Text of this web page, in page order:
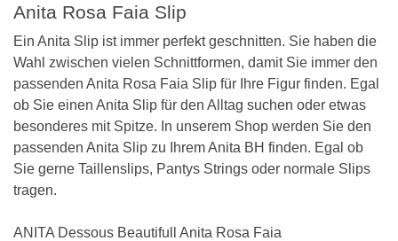
Anita Rosa Faia Slip
Ein Anita Slip ist immer perfekt geschnitten. Sie haben die
Wahl zwischen vielen Schnittformen, damit Sie immer den
passenden Anita Rosa Faia Slip für Ihre Figur finden. Egal
ob Sie einen Anita Slip für den Alltag suchen oder etwas
besonderes mit Spitze. In unserem Shop werden Sie den
passenden Anita Slip zu Ihrem Anita BH finden. Egal ob
Sie gerne Taillenslips, Pantys Strings oder normale Slips
tragen.
ANITA Dessous Beautifull Anita Rosa Faia